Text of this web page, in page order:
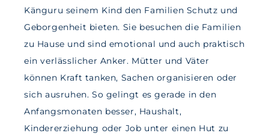
Känguru seinem Kind den Familien Schutz und
Geborgenheit bieten. Sie besuchen die Familien
zu Hause und sind emotional und auch praktisch
ein verlässlicher Anker. Mütter und Väter
können Kraft tanken, Sachen organisieren oder
sich ausruhen. So gelingt es gerade in den
Anfangsmonaten besser, Haushalt,
Kindererziehung oder Job unter einen Hut zu